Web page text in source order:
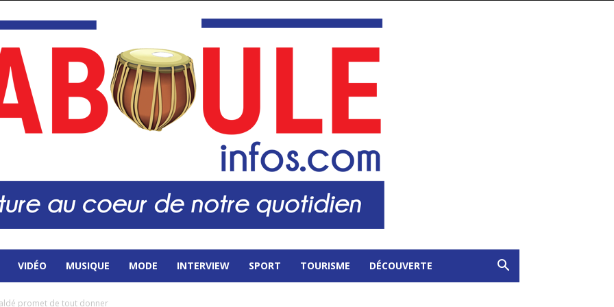
VIDÉO MUSIQUE MODE INTERVIEW SPORT TOURISME DÉCOUVERTE
promet de tout donner